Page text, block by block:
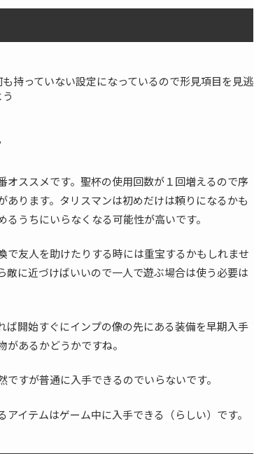
持っていない設定になっているので形見項目を見逃
オススメです。聖杯の使用回数が１回増えるので序
あります。タリスマンは初めだけは頼りになるかも
るうちにいらなくなる可能性が高いです。
で友人を助けたりする時には重宝するかもしれませ
敵に近づけばいいので一人で遊ぶ場合は使う必要は
ば開始すぐにインプの像の先にある装備を早期入手
があるかどうかですね。
ですが普通に入手できるのでいらないです。
アイテムはゲーム中に入手できる（らしい）です。